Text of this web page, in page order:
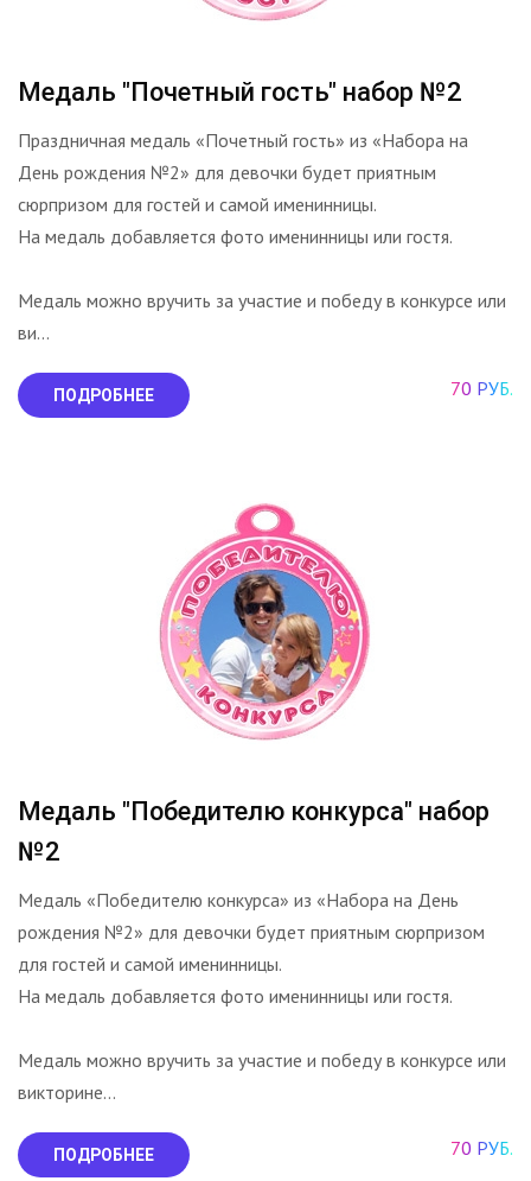
Медаль "Почетный гость" набор №2
Праздничная медаль «Почетный гость» из «Набора на
День рождения №2» для девочки будет приятным
сюрпризом для гостей и самой именинницы.
На медаль добавляется фото именинницы или гостя.
Медаль можно вручить за участие и победу в конкурсе или
ви...
ПОДРОБНЕЕ 70 РУБ.
Медаль "Победителю конкурса" набор
№2
Медаль «Победителю конкурса» из «Набора на День
рождения №2» для девочки будет приятным сюрпризом
для гостей и самой именинницы.
На медаль добавляется фото именинницы или гостя.
Медаль можно вручить за участие и победу в конкурсе или
викторине...
ПОДРОБНЕЕ 70 РУБ.